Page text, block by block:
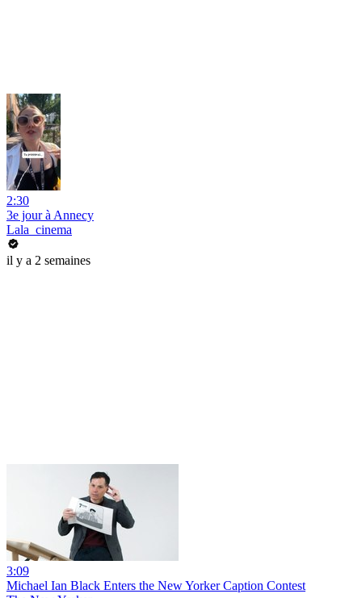
2:30
3e jour à Annecy
Lala_cinema
il y a 2 semaines
3:09
Michael Ian Black Enters the New Yorker Caption Contest